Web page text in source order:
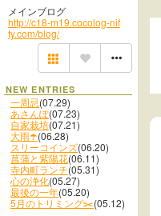
メインブログ
http://c18-m19.cocolog-nif
ty.com/blog/
NEW ENTRIES
一周忌(07.29)
あさんぽ(07.23)
自家栽培(07.21)
大雨☂️(06.28)
スリーコインズ(06.20)
菖蒲と紫陽花(06.11)
寺内町ランチ(05.31)
心の浄化(05.27)
最後の一年(05.20)
5月のトリミング✂️(05.12)